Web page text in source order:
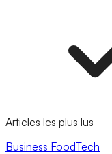
Articles les plus lus
Business FoodTech